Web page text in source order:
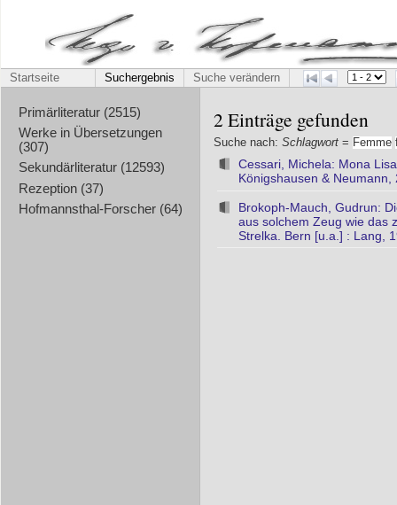
Startseite Suchergebnis Suche verändern
Primärliteratur (2515)
Werke in Übersetzungen
(307)
Sekundärliteratur (12593)
Rezeption (37)
Hofmannsthal-Forscher (64)
2 Einträge gefunden
Suche nach: Schlagwort = Femme
Cessari, Michela: Mona
Königshausen & Neumann,
Brokoph-Mauch, Gudrun:
aus solchem Zeug wie das
Strelka. Bern [u.a.] : Lang,